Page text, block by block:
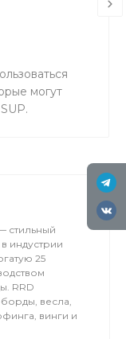
могут
стильный
индустрии
25
RRD
весла,
винги и